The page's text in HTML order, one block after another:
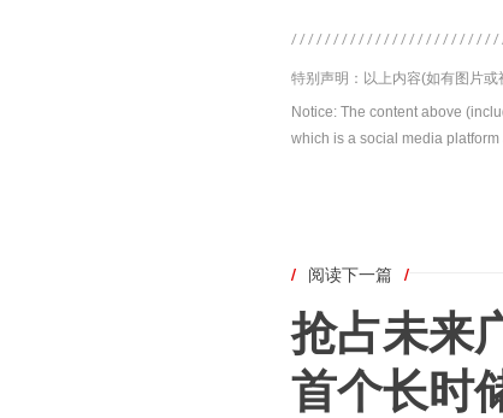
特别声明：以上内容(如有图片或
Notice: The content above
which is a social media
/ 阅读下一篇 /
抢占未来
首个长时